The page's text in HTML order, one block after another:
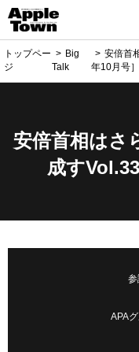
トップペー
ジ
Big
Talk
安倍首
年10月号］
安倍首相はさ
成す
APA